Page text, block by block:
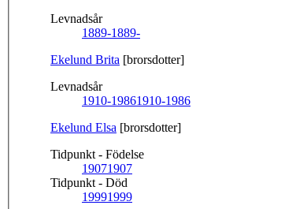
Levnadsår
1889-1889-
Ekelund Brita [brorsdotter]
Levnadsår
1910-19861910-1986
Ekelund Elsa [brorsdotter]
Tidpunkt - Födelse
19071907
Tidpunkt - Död
19991999